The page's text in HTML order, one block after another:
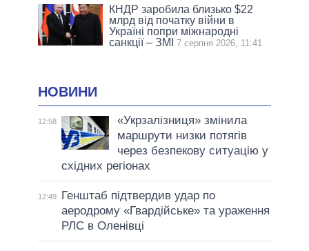
КНДР заробила близько $22
млрд від початку війни в
Україні попри міжнародні
санкції – ЗМІ
7 серпня 2026, 11:41
НОВИНИ
12:58
«Укрзалізниця» змінила
маршрути низки потягів
через безпекову ситуацію у
східних регіонах
12:49
Генштаб підтвердив удар по
аеродрому «Гвардійське» та ураження
РЛС в Оленівці